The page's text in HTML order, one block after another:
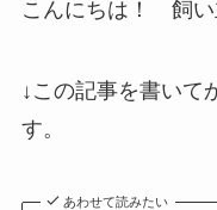
こんにちは！ 飼い
↓この記事を書いて
す。
あわせて読みたい